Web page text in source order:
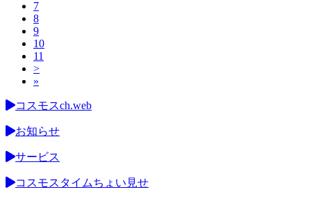
7
8
9
10
11
>
»
コスモスch.web
お知らせ
サービス
コスモスタイムちょい見せ